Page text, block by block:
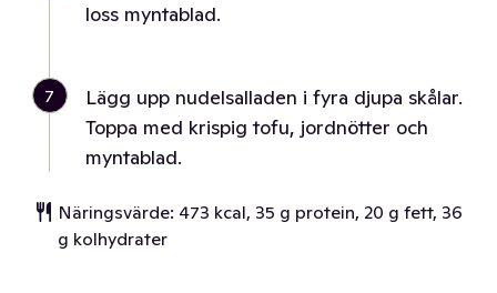
loss myntablad.
7
Lägg upp nudelsalladen i fyra djupa skålar.
Toppa med krispig tofu, jordnötter och
myntablad.
Näringsvärde: 473 kcal, 35 g protein, 20 g fett, 36
g kolhydrater